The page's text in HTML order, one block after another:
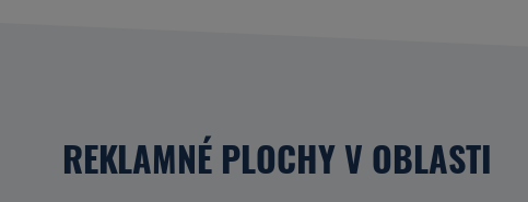
REKLAMNÉ PLOCHY V OBLASTI